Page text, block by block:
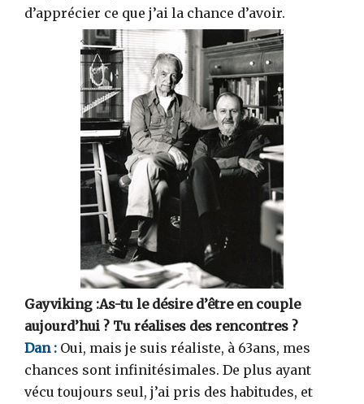
d’apprécier ce que j’ai la chance d’avoir.
Gayviking :As-tu le désire d’être en couple
aujourd’hui ? Tu réalises des rencontres ?
Dan : Oui, mais je suis réaliste, à 63ans, mes
chances sont infinitésimales. De plus ayant
vécu toujours seul, j’ai pris des habitudes, et